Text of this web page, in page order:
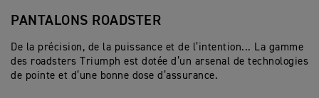
PANTALONS ROADSTER
De la précision, de la puissance et de l’intention... La gamme
des roadsters Triumph est dotée d’un arsenal de technologies
de pointe et d’une bonne dose d’assurance.